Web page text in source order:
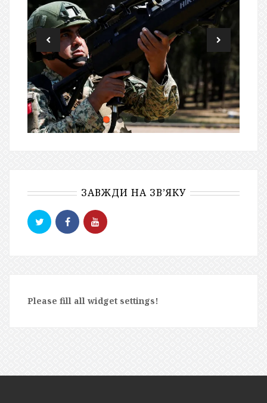
ЗАВЖДИ НА ЗВ’ЯКУ
Please fill all widget settings!